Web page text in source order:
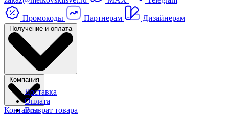
Промокоды Партнерам Дизайнерам
Получение и оплата
Доставка
Оплата
Возврат товара
Компания
Контакты